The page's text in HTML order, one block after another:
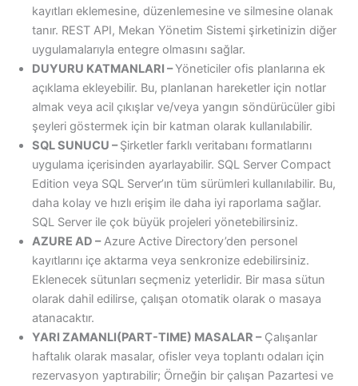
kayıtları eklemesine, düzenlemesine ve silmesine olanak
tanır. REST API, Mekan Yönetim Sistemi şirketinizin diğer
uygulamalarıyla entegre olmasını sağlar.
DUYURU KATMANLARI –Yöneticiler ofis planlarına ek
açıklama ekleyebilir. Bu, planlanan hareketler için notlar
almak veya acil çıkışlar ve/veya yangın söndürücüler gibi
şeyleri göstermek için bir katman olarak kullanılabilir.
SQL SUNUCU –Şirketler farklı veritabanı formatlarını
uygulama içerisinden ayarlayabilir. SQL Server Compact
Edition veya SQL Server’ın tüm sürümleri kullanılabilir. Bu,
daha kolay ve hızlı erişim ile daha iyi raporlama sağlar.
SQL Server ile çok büyük projeleri yönetebilirsiniz.
AZURE AD –Azure Active Directory’den personel
kayıtlarını içe aktarma veya senkronize edebilirsiniz.
Eklenecek sütunları seçmeniz yeterlidir. Bir masa sütun
olarak dahil edilirse, çalışan otomatik olarak o masaya
atanacaktır.
YARI ZAMANLI(PART-TIME) MASALAR –Çalışanlar
haftalık olarak masalar, ofisler veya toplantı odaları için
rezervasyon yaptırabilir; Örneğin bir çalışan Pazartesi ve